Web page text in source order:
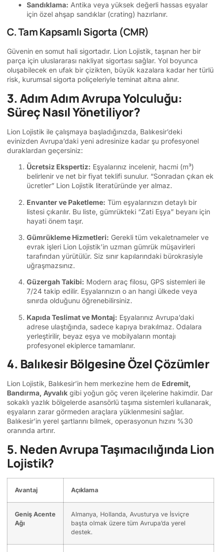
Sandıklama: Antika veya yüksek değerli hassas eşyalar
için özel ahşap sandıklar (crating) hazırlanır.
C. Tam Kapsamlı Sigorta (CMR)
Güvenin en somut hali sigortadır. Lion Lojistik, taşınan her bir
parça için uluslararası nakliyat sigortası sağlar. Yol boyunca
oluşabilecek en ufak bir çizikten, büyük kazalara kadar her türlü
risk, kurumsal sigorta poliçeleriyle teminat altına alınır.
3. Adım Adım Avrupa Yolculuğu:
Süreç Nasıl Yönetiliyor?
Lion Lojistik ile çalışmaya başladığınızda, Balıkesir’deki
evinizden Avrupa’daki yeni adresinize kadar şu profesyonel
duraklardan geçersiniz:
Ücretsiz Ekspertiz: Eşyalarınız incelenir, hacmi (m³)
belirlenir ve net bir fiyat teklifi sunulur. “Sonradan çıkan ek
ücretler” Lion Lojistik literatüründe yer almaz.
Envanter ve Paketleme: Tüm eşyalarınızın detaylı bir
listesi çıkarılır. Bu liste, gümrükteki “Zati Eşya” beyanı için
hayati önem taşır.
Gümrükleme Hizmetleri: Gerekli tüm vekaletnameler ve
evrak işleri Lion Lojistik’in uzman gümrük müşavirleri
tarafından yürütülür. Siz sınır kapılarındaki bürokrasiyle
uğraşmazsınız.
Güzergah Takibi: Modern araç filosu, GPS sistemleri ile
7/24 takip edilir. Eşyalarınızın o an hangi ülkede veya
sınırda olduğunu öğrenebilirsiniz.
Kapıda Teslimat ve Montaj: Eşyalarınız Avrupa’daki
adrese ulaştığında, sadece kapıya bırakılmaz. Odalara
yerleştirilir, beyaz eşya ve mobilyaların montajı
profesyonel ekiplerce tamamlanır.
4. Balıkesir Bölgesine Özel Çözümler
Lion Lojistik, Balıkesir’in hem merkezine hem de Edremit,
Bandırma, Ayvalık gibi yoğun göç veren ilçelerine hakimdir. Dar
sokaklı yazlık bölgelerde asansörlü taşıma sistemleri kullanarak,
eşyaların zarar görmeden araçlara yüklenmesini sağlar.
Balıkesir’in yerel şartlarını bilmek, operasyonun hızını %30
oranında artırır.
5. Neden Avrupa Taşımacılığında Lion
Lojistik?
Avantaj Açıklama
Geniş Acente
Ağı
Almanya, Hollanda, Avusturya ve İsviçre
başta olmak üzere tüm Avrupa’da yerel
destek.